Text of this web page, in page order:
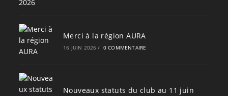
Merci à la région AURA
16 JUIN 2026 / 0 COMMENTAIRE
Nouveaux statuts du club au 11 juin